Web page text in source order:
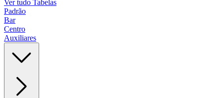
Ver tudo Tabelas
Padrão
Bar
Centro
Auxiliares